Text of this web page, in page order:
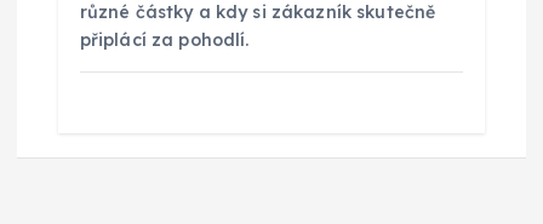
různé částky a kdy si zákazník skutečně
připlácí za pohodlí.